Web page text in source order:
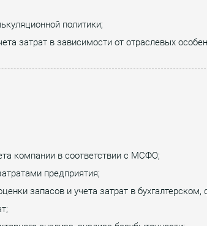
политики;
затрат в зависимости от отраслевых
компании в соответствии с МСФО;
предприятия;
запасов и учета затрат в